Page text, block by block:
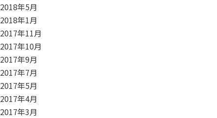
2018年5月
2018年1月
2017年11月
2017年10月
2017年9月
2017年7月
2017年5月
2017年4月
2017年3月